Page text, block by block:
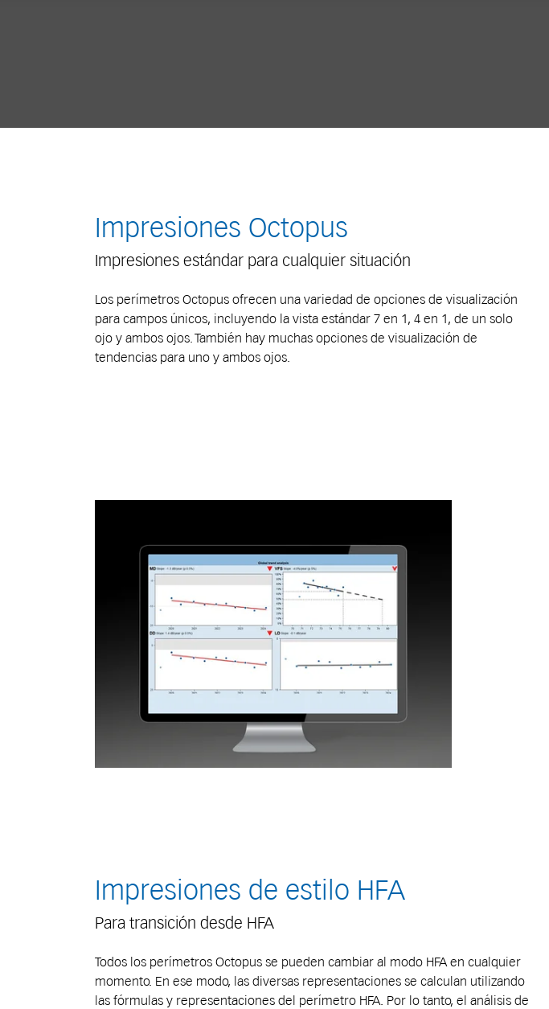
Impresiones Octopus
Impresiones estándar para cualquier situación
Los perímetros Octopus ofrecen una variedad de opciones de visualización
para campos únicos, incluyendo la vista estándar 7 en 1, 4 en 1, de un solo
ojo y ambos ojos. También hay muchas opciones de visualización de
tendencias para uno y ambos ojos.
Impresiones de estilo HFA
Para transición desde HFA
Todos los perímetros Octopus se pueden cambiar al modo HFA en cualquier
momento. En ese modo, las diversas representaciones se calculan utilizando
las fórmulas y representaciones del perímetro HFA. Por lo tanto, el análisis de